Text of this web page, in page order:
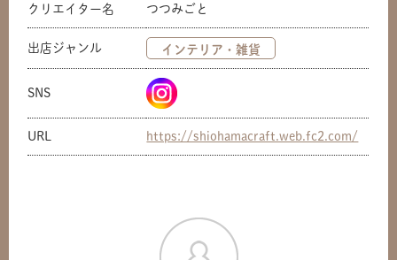
クリエイター名 つつみごと
出店ジャンル インテリア・雑貨
SNS
URL https://shiohamacraft.web.fc2.com/